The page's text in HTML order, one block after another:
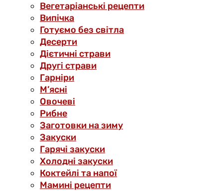
Вегетаріанські рецепти
Випічка
Готуємо без світла
Десерти
Дієтичні страви
Другі страви
Гарніри
М’ясні
Овочеві
Рибне
Заготовки на зиму
Закуски
Гарячі закуски
Холодні закуски
Коктейлі та напої
Мамині рецепти